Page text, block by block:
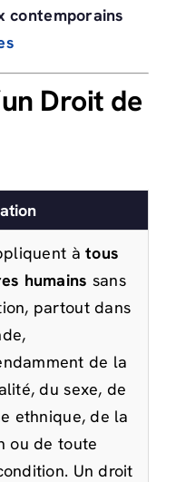
contemporains
Droit de
àtous
humains sans
partout dans
de la
du sexe, de
ethnique, de la
ou de toute
Un droit